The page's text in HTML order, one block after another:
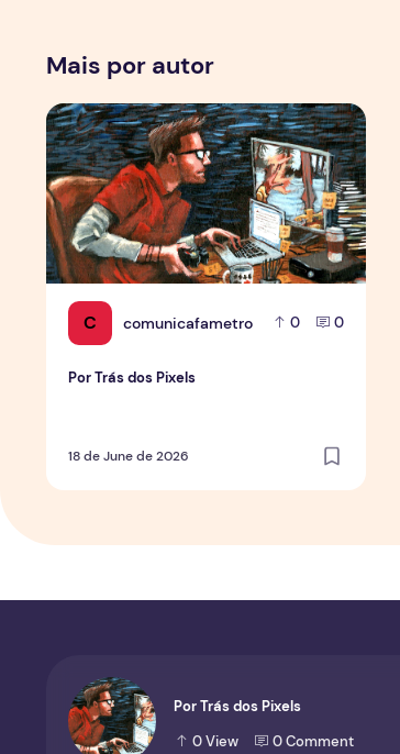
Mais por autor
C comunicafametro 0 0
Por Trás dos Pixels
18 de June de 2026
Por Trás dos Pixels
Por Trás dos Pixels
0View 0Comment